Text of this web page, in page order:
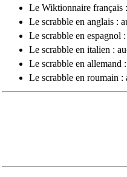
Le Wiktionnaire français :
Le scrabble en anglais :
Le scrabble en espagnol
Le scrabble en italien :
Le scrabble en allemand
Le scrabble en roumain :